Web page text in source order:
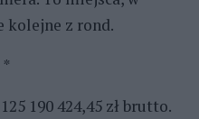
kolejne z rond.
*
190 424,45 zł brutto.